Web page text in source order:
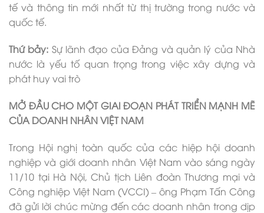
tế và thông tin mới nhất từ thị trường trong nước và
quốc tế.
Thứ bảy: Sự lãnh đạo của Đảng và quản lý của Nhà
nước là yếu tố quan trọng trong việc xây dựng và
phát huy vai trò
MỞ ĐẦU CHO MỘT GIAI ĐOẠN PHÁT TRIỂN MẠNH MẼ
CỦA DOANH NHÂN VIỆT NAM
Trong Hội nghị toàn quốc của các hiệp hội doanh
nghiệp và giới doanh nhân Việt Nam vào sáng ngày
11/10 tại Hà Nội, Chủ tịch Liên đoàn Thương mại và
Công nghiệp Việt Nam (VCCI) – ông Phạm Tấn Công
đã gửi lời chúc mừng đến các doanh nhân trong dịp